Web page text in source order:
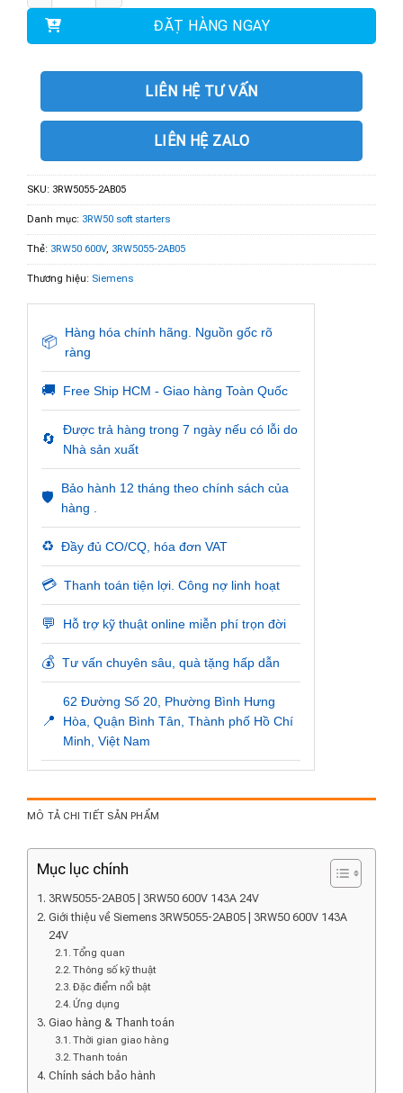
ĐẶT HÀNG NGAY
LIÊN HỆ TƯ VẤN
LIÊN HỆ ZALO
SKU: 3RW5055-2AB05
Danh mục: 3RW50 soft starters
Thẻ: 3RW50 600V, 3RW5055-2AB05
Thương hiệu: Siemens
📦
Hàng hóa chính hãng. Nguồn gốc rõ
ràng
🚚 Free Ship HCM - Giao hàng Toàn Quốc
🔄
Được trả hàng trong 7 ngày nếu có lỗi do
Nhà sản xuất
🛡️
Bảo hành 12 tháng theo chính sách của
hàng .
♻️ Đầy đủ CO/CQ, hóa đơn VAT
💳 Thanh toán tiện lợi. Công nợ linh hoạt
💬 Hỗ trợ kỹ thuật online miễn phí trọn đời
💰 Tư vấn chuyên sâu, quà tặng hấp dẫn
📍
62 Đường Số 20, Phường Bình Hưng
Hòa, Quận Bình Tân, Thành phố Hồ Chí
Minh, Việt Nam
MÔ TẢ CHI TIẾT SẢN PHẨM
Mục lục chính
3RW5055-2AB05 | 3RW50 600V 143A 24V
Giới thiệu về Siemens 3RW5055-2AB05 | 3RW50 600V 143A
24V
Tổng quan
Thông số kỹ thuật
Đặc điểm nổi bật
Ứng dụng
Giao hàng & Thanh toán
Thời gian giao hàng
Thanh toán
Chính sách bảo hành